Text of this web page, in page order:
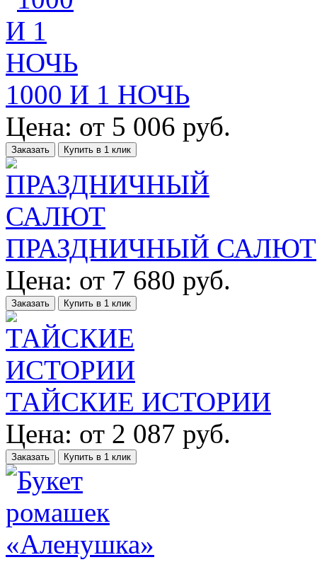
1000 И 1 НОЧЬ
Цена: от 5 006 руб.
Заказать Купить в 1 клик
ПРАЗДНИЧНЫЙ САЛЮТ
Цена: от 7 680 руб.
Заказать Купить в 1 клик
ТАЙСКИЕ ИСТОРИИ
Цена: от 2 087 руб.
Заказать Купить в 1 клик